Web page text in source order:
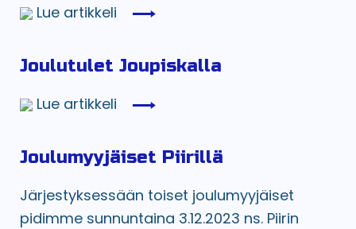
Lue artikkeli
Joulutulet Joupiskalla
Lue artikkeli
Joulumyyjäiset Piirillä
Järjestyksessään toiset joulumyyjäiset
pidimme sunnuntaina 3.12.2023 ns. Piirin